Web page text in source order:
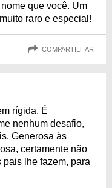
que você. Um
raro e especial!
COMPARTILHAR
rígida. É
nenhum desafio,
Generosa às
certamente não
lhe fazem, para